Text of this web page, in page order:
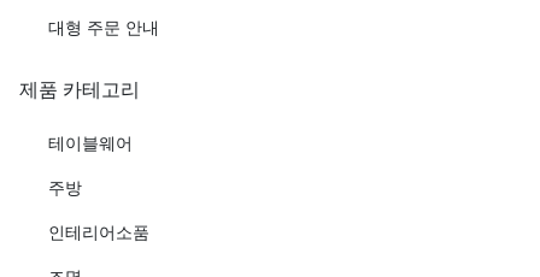
대형 주문 안내
제품 카테고리
테이블웨어
주방
인테리어소품